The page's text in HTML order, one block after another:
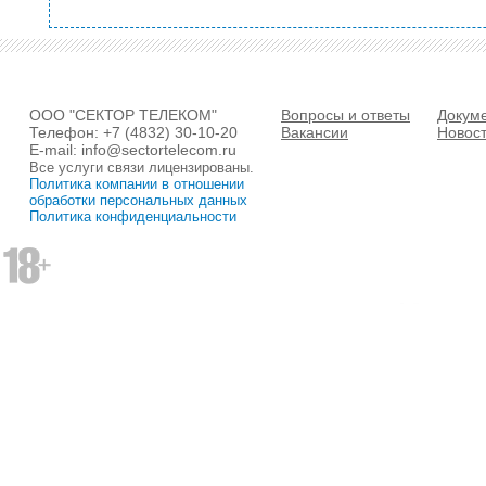
ООО "СЕКТОР ТЕЛЕКОМ"
Телефон: +7 (4832) 30-10-20
E-mail: info@sectortelecom.ru
Все услуги связи лицензированы.
Политика компании в отношении
обработки персональных данных
Политика конфиденциальности
Вопросы и ответы
Вакансии